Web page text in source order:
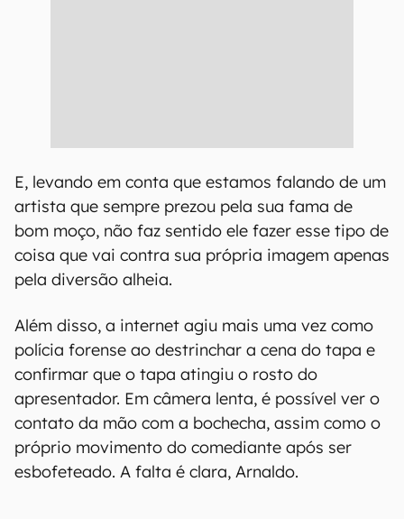
E, levando em conta que estamos falando de um
artista que sempre prezou pela sua fama de
bom moço, não faz sentido ele fazer esse tipo de
coisa que vai contra sua própria imagem apenas
pela diversão alheia.
Além disso, a internet agiu mais uma vez como
polícia forense ao destrinchar a cena do tapa e
confirmar que o tapa atingiu o rosto do
apresentador. Em câmera lenta, é possível ver o
contato da mão com a bochecha, assim como o
próprio movimento do comediante após ser
esbofeteado. A falta é clara, Arnaldo.